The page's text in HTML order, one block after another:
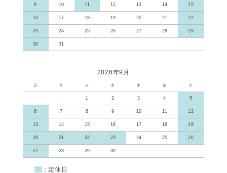
9 10 11 12 13 14 15
16 17 18 19 20 21 22
23 24 25 26 27 28 29
30 31
2026年9月
日 月 火 水 木 金 土
1 2 3 4 5
6 7 8 9 10 11 12
13 14 15 16 17 18 19
20 21 22 23 24 25 26
27 28 29 30
：定休日